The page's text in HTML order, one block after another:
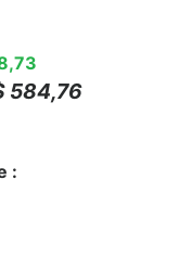
584,76
: